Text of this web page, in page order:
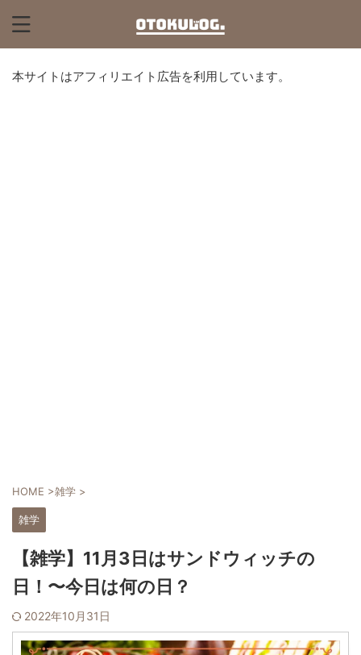
本サイトはアフィリエイト広告を利用しています。
HOME >雑学 >
雑学
【雑学】11月3日はサンドウィッチの
日！〜今日は何の日？
2022年10月31日